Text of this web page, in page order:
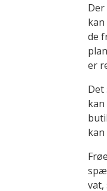
de
er
vat,